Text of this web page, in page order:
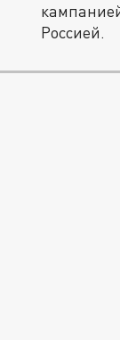
Россией.